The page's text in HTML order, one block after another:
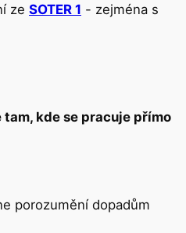
ze SOTER 1 - zejména s
kde se pracuje přímo
porozumění dopadům